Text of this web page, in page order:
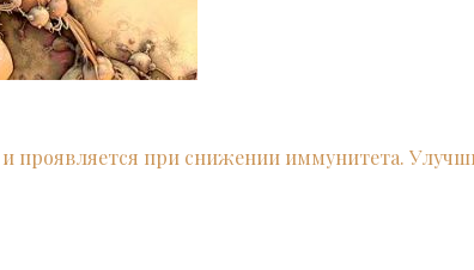
проявляется при снижении иммунитета.